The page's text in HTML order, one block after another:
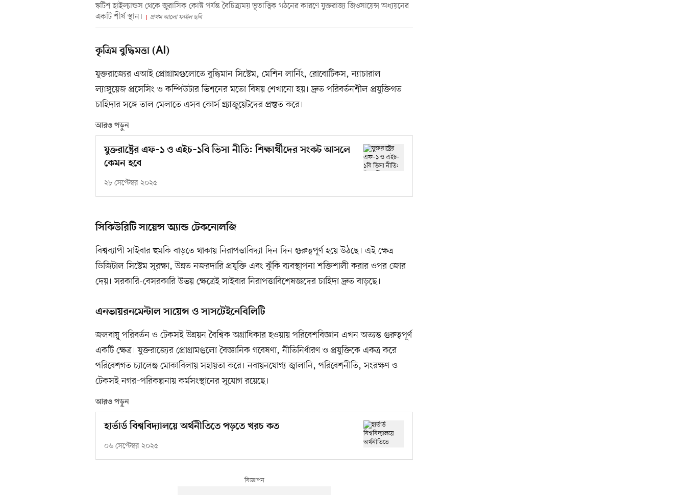
স্কটিশ হাইল্যান্ডস থেকে জুরাসিক কোস্ট পর্যন্ত বৈচিত্র্যময় ভূতাত্ত্বিক গঠনের কারণে যুক্তরাজ্য জিওসায়েন্স অধ্যয়নের
একটি শীর্ষ স্থান।
প্রথম আলো ফাইল ছবি
কৃত্রিম বুদ্ধিমত্তা (AI)
যুক্তরাজ্যের এআই প্রোগ্রামগুলোতে বুদ্ধিমান সিস্টেম, মেশিন লার্নিং, রোবোটিকস, ন্যাচারাল
ল্যাঙ্গুয়েজ প্রসেসিং ও কম্পিউটার ভিশনের মতো বিষয় শেখানো হয়। দ্রুত পরিবর্তনশীল প্রযুক্তিগত
চাহিদার সঙ্গে তাল মেলাতে এসব কোর্স গ্র্যাজুয়েটদের প্রস্তুত করে।
আরও পড়ুন
যুক্তরাষ্ট্রের এফ–১ ও এইচ–১বি ভিসা নীতি: শিক্ষার্থীদের সংকট আসলে
কেমন হবে
২৮ সেপ্টেম্বর ২০২৫
সিকিউরিটি সায়েন্স অ্যান্ড টেকনোলজি
বিশ্বব্যাপী সাইবার হুমকি বাড়তে থাকায় নিরাপত্তাবিদ্যা দিন দিন গুরুত্বপূর্ণ হয়ে উঠছে। এই ক্ষেত্র
ডিজিটাল সিস্টেম সুরক্ষা, উন্নত নজরদারি প্রযুক্তি এবং ঝুঁকি ব্যবস্থাপনা শক্তিশালী করার ওপর জোর
দেয়। সরকারি-বেসরকারি উভয় ক্ষেত্রেই সাইবার নিরাপত্তাবিশেষজ্ঞদের চাহিদা দ্রুত বাড়ছে।
এনভায়রনমেন্টাল সায়েন্স ও সাসটেইনেবিলিটি
জলবায়ু পরিবর্তন ও টেকসই উন্নয়ন বৈশ্বিক অগ্রাধিকার হওয়ায় পরিবেশবিজ্ঞান এখন অত্যন্ত গুরুত্বপূর্ণ
একটি ক্ষেত্র। যুক্তরাজ্যের প্রোগ্রামগুলো বৈজ্ঞানিক গবেষণা, নীতিনির্ধারণ ও প্রযুক্তিকে একত্র করে
পরিবেশগত চ্যালেঞ্জ মোকাবিলায় সহায়তা করে। নবায়নযোগ্য জ্বালানি, পরিবেশনীতি, সংরক্ষণ ও
টেকসই নগর–পরিকল্পনায় কর্মসংস্থানের সুযোগ রয়েছে।
আরও পড়ুন
হার্ভার্ড বিশ্ববিদ্যালয়ে অর্থনীতিতে পড়তে খরচ কত
০৬ সেপ্টেম্বর ২০২৫